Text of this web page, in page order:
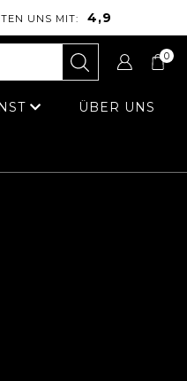
UNS MIT: 4,9
0
ÜBER UNS